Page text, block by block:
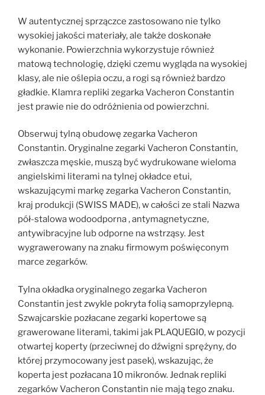
W autentycznej sprzączce zastosowano nie tylko
wysokiej jakości materiały, ale także doskonałe
wykonanie. Powierzchnia wykorzystuje również
matową technologię, dzięki czemu wygląda na wysokiej
klasy, ale nie oślepia oczu, a rogi są również bardzo
gładkie. Klamra repliki zegarka Vacheron Constantin
jest prawie nie do odróżnienia od powierzchni.
Obserwuj tylną obudowę zegarka Vacheron
Constantin. Oryginalne zegarki Vacheron Constantin,
zwłaszcza męskie, muszą być wydrukowane wieloma
angielskimi literami na tylnej okładce etui,
wskazującymi markę zegarka Vacheron Constantin,
kraj produkcji (SWISS MADE), w całości ze stali Nazwa
pół-stalowa wodoodporna , antymagnetyczne,
antywibracyjne lub odporne na wstrząsy. Jest
wygrawerowany na znaku firmowym poświęconym
marce zegarków.
Tylna okładka oryginalnego zegarka Vacheron
Constantin jest zwykle pokryta folią samoprzylepną.
Szwajcarskie pozłacane zegarki kopertowe są
grawerowane literami, takimi jak PLAQUEGI0, w pozycji
otwartej koperty (przeciwnej do dźwigni sprężyny, do
której przymocowany jest pasek), wskazując, że
koperta jest pozłacana 10 mikronów. Jednak repliki
zegarków Vacheron Constantin nie mają tego znaku.